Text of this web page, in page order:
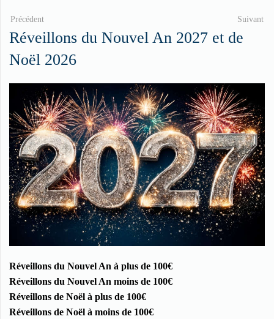
Précédent Suivant
Réveillons du Nouvel An 2027 et de
Noël 2026
Réveillons du Nouvel An à plus de 100€
Réveillons du Nouvel An moins de 100€
Réveillons de Noël à plus de 100€
Réveillons de Noël à moins de 100€